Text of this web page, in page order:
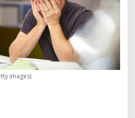
"
?
H
a
-
H
Images)